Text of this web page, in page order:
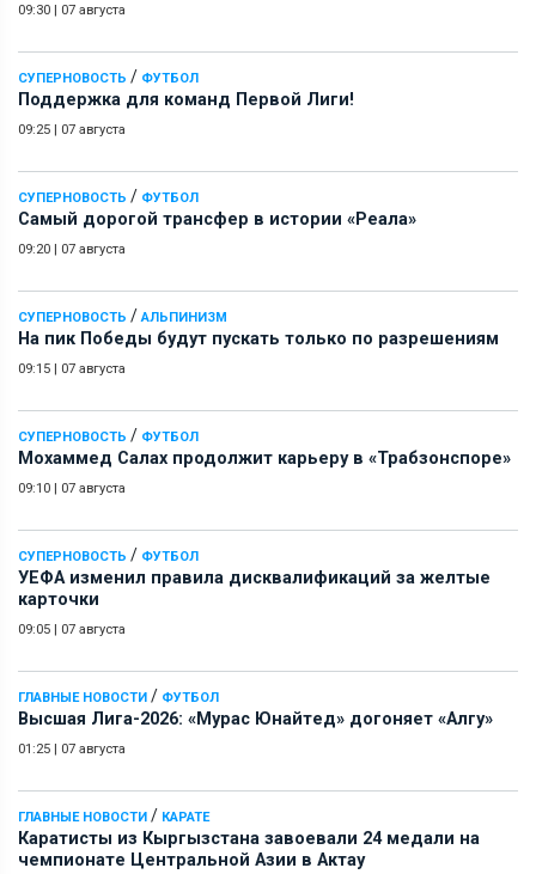
09:30 | 07 августа
СУПЕРНОВОСТЬ / ФУТБОЛ
Поддержка для команд Первой Лиги!
09:25 | 07 августа
СУПЕРНОВОСТЬ / ФУТБОЛ
Самый дорогой трансфер в истории «Реала»
09:20 | 07 августа
СУПЕРНОВОСТЬ / АЛЬПИНИЗМ
На пик Победы будут пускать только по разрешениям
09:15 | 07 августа
СУПЕРНОВОСТЬ / ФУТБОЛ
Мохаммед Салах продолжит карьеру в «Трабзонспоре»
09:10 | 07 августа
СУПЕРНОВОСТЬ / ФУТБОЛ
УЕФА изменил правила дисквалификаций за желтые
карточки
09:05 | 07 августа
ГЛАВНЫЕ НОВОСТИ / ФУТБОЛ
Высшая Лига-2026: «Мурас Юнайтед» догоняет «Алгу»
01:25 | 07 августа
ГЛАВНЫЕ НОВОСТИ / КАРАТЕ
Каратисты из Кыргызстана завоевали 24 медали на
чемпионате Центральной Азии в Актау